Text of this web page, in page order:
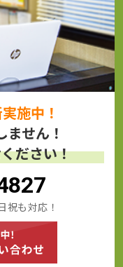
施中！
せん！
ださい！
も対応！